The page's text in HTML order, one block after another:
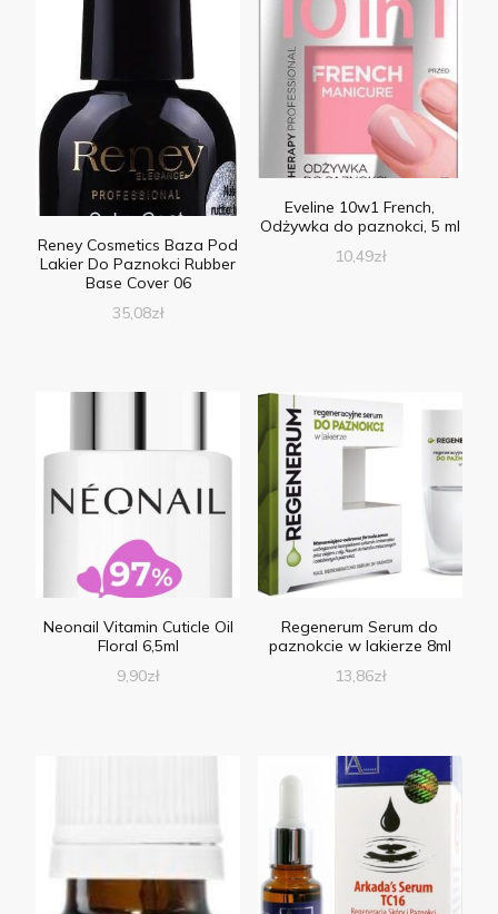
Reney Cosmetics Baza Pod
Lakier Do Paznokci Rubber
Base Cover 06
35,08zł
Eveline 10w1 French,
Odżywka do paznokci, 5 ml
10,49zł
Neonail Vitamin Cuticle Oil
Floral 6,5ml
9,90zł
Regenerum Serum do
paznokcie w lakierze 8ml
13,86zł